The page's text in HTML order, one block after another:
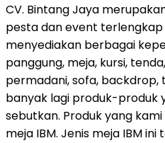
CV. Bintang Jaya
pesta dan event
menyediakan berbagai
panggung, meja, kursi,
permadani, sofa, backdrop,
banyak lagi produk-produk
sebutkan. Produk yang
meja IBM. Jenis meja IBM ini